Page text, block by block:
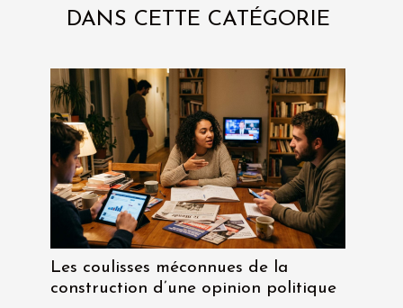
DANS CETTE CATÉGORIE
Les coulisses méconnues de la
construction d’une opinion politique